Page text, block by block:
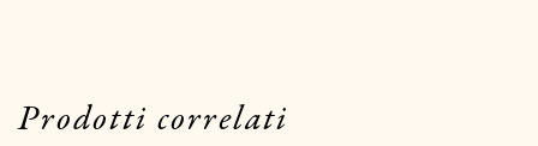
Prodotti correlati